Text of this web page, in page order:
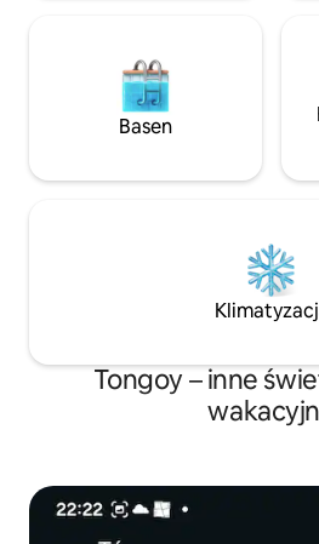
Basen
Tongoy – inne